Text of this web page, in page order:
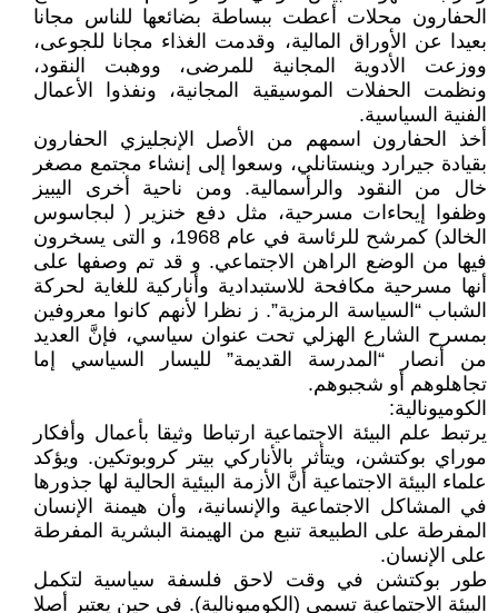
الحفارون محلات أعطت ببساطة بضائعها للناس مجانا
بعيدا عن الأوراق المالية، وقدمت الغذاء مجانا للجوعى،
ووزعت الأدوية المجانية للمرضى، ووهبت النقود،
ونظمت الحفلات الموسيقية المجانية، ونفذوا الأعمال
الفنية السياسية.
أخذ الحفارون اسمهم من الأصل الإنجليزي الحفارون
بقيادة جيرارد وينستانلي، وسعوا إلى إنشاء مجتمع مصغر
خال من النقود والرأسمالية. ومن ناحية أخرى اليبيز
وظفوا إيحاءات مسرحية، مثل دفع خنزير ( لبجاسوس
الخالد) كمرشح للرئاسة في عام 1968، و التى يسخرون
فيها من الوضع الراهن الاجتماعي. و قد تم وصفها على
أنها مسرحية مكافحة للاستبدادية وأناركية للغاية لحركة
الشباب “السياسة الرمزية”. ز نظرا لأنهم كانوا معروفين
بمسرح الشارع الهزلي تحت عنوان سياسي، فإنَّ العديد
من أنصار “المدرسة القديمة” لليسار السياسي إما
تجاهلوهم أو شجبوهم.
الكوميونالية:
يرتبط علم البيئة الاجتماعية ارتباطا وثيقا بأعمال وأفكار
موراي بوكتشن، ويتأثر بالأناركي بيتر كروبوتكين. ويؤكد
علماء البيئة الاجتماعية أنَّ الأزمة البيئية الحالية لها جذورها
في المشاكل الاجتماعية والإنسانية، وأن هيمنة الإنسان
المفرطة على الطبيعة تنبع من الهيمنة البشرية المفرطة
على الإنسان.
طور بوكتشن في وقت لاحق فلسفة سياسية لتكمل
البيئة الاجتماعية تسمى (الكوميونالية). في حين يعتبر أصلا